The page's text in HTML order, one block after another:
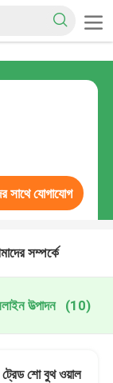
সাথে যোগাযোগ
সম্পর্কে
উত্পাদন (10)
শো বুথ ওয়াল